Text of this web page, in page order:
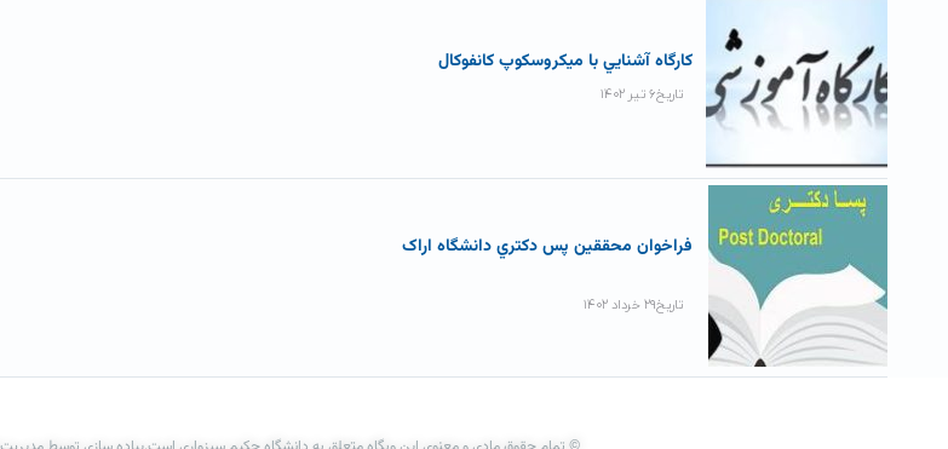
کارگاه آشنايي با ميکروسکوپ کانفوکال
تاریخ۶ تیر ۱۴۰۲
فراخوان محققين پس دکتري دانشگاه اراک
تاریخ۲۹ خرداد ۱۴۰۲